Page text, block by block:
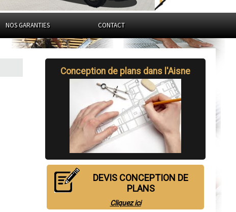
NOS GARANTIES CONTACT
Conception de plans dans l'Aisne
DEVIS CONCEPTION DE
PLANS
Cliquez ici